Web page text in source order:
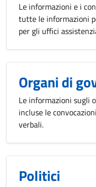
Le informazioni e i
tutte le informazioni
per gli uffici
Organi di
Le informazioni sugli
incluse le
verbali.
Politici